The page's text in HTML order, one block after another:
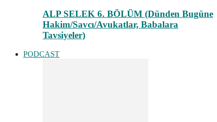
ALP SELEK 6. BÖLÜM (Dünden Bugüne
Hakim/Savcı/Avukatlar, Babalara
Tavsiyeler)
PODCAST